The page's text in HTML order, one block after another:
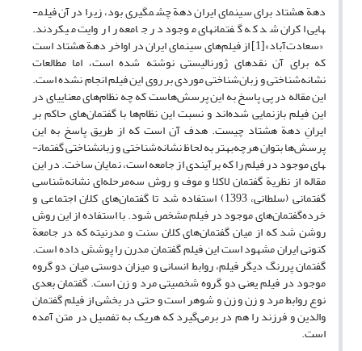
دهة هشتاد برای سینمای ایران دهة چشمگیری بود، زیرا در آن فیلم­
هایی اکران شد که­ گفتمان­های موجود در جامعه را روایت می­کردند.
«سعادت‌آباد»[1] از فیلم‌های سینمای ایران در اواخر دهة هشتاد است
که برای آن نقدهای ژورنالیستی نوشته‌ شده است، اما مطالعات
نشانه‌شناختی و زبان‌شناختی موردی بر روی این فیلم انجام نشده است.
این مقاله در پی پاسخ به این پرسش‌هاست که چه نظام‌های معنایی­ای در
این فیلم بازنمایی شده‌اند و نسبت این نظام‌ها با گفتمان‌های حاکم بر
ایرانِ دهة هشتاد چیست. هدف آن است که از طریق پاسخ به این
پرسش‌ها بتوان هرچه‌بهتر به لحاظ نشانه‌شناختی و زبان­شناختی گفتمان­
های موجود در فیلم را که برآیندی از جامعه است، نمایان ساخت. در این
مقاله از نظریة گفتمان لاکلا و موف و روش سه‌مرحله‌ای نشانه‌شناسی
گفتمانی (سلطانی، 1393) استفاده شد تا گفتمان‌های کلان اجتماعی و
خرده‌گفتمان‌های موجود در فیلم مشخص شود. با استفاده از این روش
روشن شد که از میان گفتمان‌های کلان سنت و مدرنیته که در جامعة
کنونی ایران مشهود است این فیلم گفتمان مدرن را پوشش داده است.
گفتمان پررنگ دیگر فیلم، روابط انسانی و میزان دوستی میان دو گروه
موجود در فیلم یعنی دو گروه شخصیتی مرد و زن است. گفتمان بعدی
نوع روابط مرد و زن و زن و شوهر است و حتی در بخشی از فیلم گفتمان
والدین و فرزند را هم در برمی‌گیرد که هریک به‌ تفصیل در متن آمده
است.